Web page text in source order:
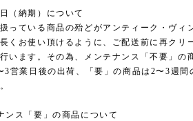
（納期）について
っている商品の殆どがアンティーク・ヴィ
くお使い頂けるように、ご配送前に再クリ
います。その為、メンテナンス「不要」の
3営業日後の出荷、「要」の商品は2〜3週間
ンス「要」の商品について